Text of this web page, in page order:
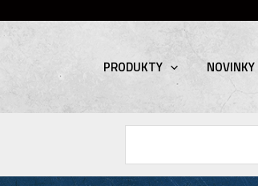
PRODUKTY NOVINKY